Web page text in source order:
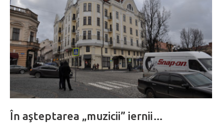
În aşteptarea „muzicii” iernii…